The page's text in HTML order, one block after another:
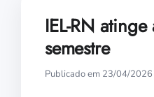
IEL-RN
semestre
Publicado em 23/04/2026